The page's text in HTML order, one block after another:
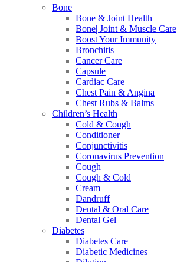
Bone
Bone & Joint Health
Bone| Joint & Muscle Care
Boost Your Immunity
Bronchitis
Cancer Care
Capsule
Cardiac Care
Chest Pain & Angina
Chest Rubs & Balms
Children’s Health
Cold & Cough
Conditioner
Conjunctivitis
Coronavirus Prevention
Cough
Cough & Cold
Cream
Dandruff
Dental & Oral Care
Dental Gel
Diabetes
Diabetes Care
Diabetic Medicines